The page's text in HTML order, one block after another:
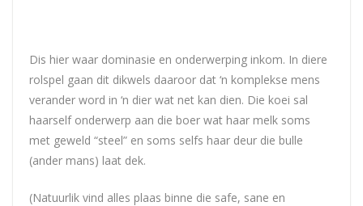
Dis hier waar dominasie en onderwerping inkom. In diere
rolspel gaan dit dikwels daaroor dat ‘n komplekse mens
verander word in ‘n dier wat net kan dien. Die koei sal
haarself onderwerp aan die boer wat haar melk soms
met geweld “steel” en soms selfs haar deur die bulle
(ander mans) laat dek.
(Natuurlik vind alles plaas binne die safe, sane en